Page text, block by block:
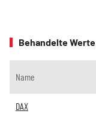
Behandelte Werte
Name
DAX